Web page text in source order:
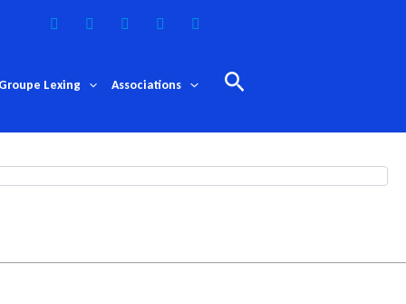
Groupe Lexing Associations Rechercher